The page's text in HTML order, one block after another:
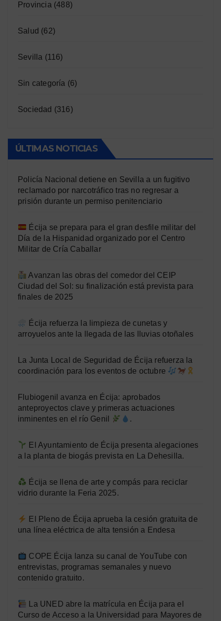
Provincia (488)
Salud (62)
Sevilla (116)
Sin categoría (6)
Sociedad (316)
ÚLTIMAS NOTICIAS
Policía Nacional detiene en Sevilla a un fugitivo
reclamado por narcotráfico tras no regresar a
prisión durante un permiso penitenciario
Écija se prepara para el gran desfile militar del
Día de la Hispanidad organizado por el Centro
Militar de Cría Caballar
Avanzan las obras del comedor del CEIP
Ciudad del Sol: su finalización está prevista para
finales de 2025
Écija refuerza la limpieza de cunetas y
arroyuelos ante la llegada de las lluvias otoñales
La Junta Local de Seguridad de Écija refuerza la
coordinación para los eventos de octubre
Flubiogenil avanza en Écija: aprobados
anteproyectos clave y primeras actuaciones
inminentes en el río Genil
.
El Ayuntamiento de Écija presenta alegaciones
a la planta de biogás prevista en La Dehesilla.
Écija se llena de arte y compás para reciclar
vidrio durante la Feria 2025.
El Pleno de Écija aprueba la cesión gratuita de
una línea eléctrica de alta tensión a Endesa
COPE Écija lanza su canal de YouTube con
entrevistas, programas semanales y nuevo
contenido gratuito.
La UNED abre la matrícula en Écija para el
Curso de Acceso a la Universidad para Mayores de